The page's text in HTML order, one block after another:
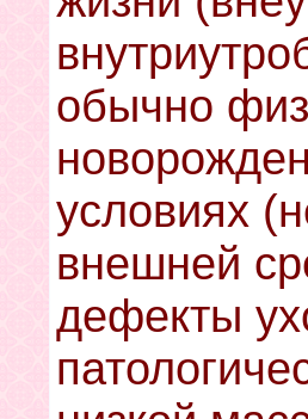
обычно
условиях
внешней
дефекты